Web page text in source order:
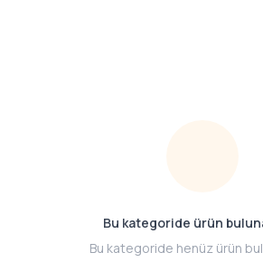
Bu kategoride ürün
Bu kategoride henüz ürün